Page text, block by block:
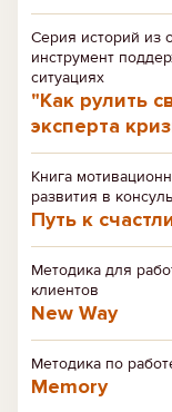
Серия историй из
инструмент
ситуациях
"Как рулить
эксперта
Книга
развития в
Путь к
Методика для
клиентов
New Way
Методика по
Memory